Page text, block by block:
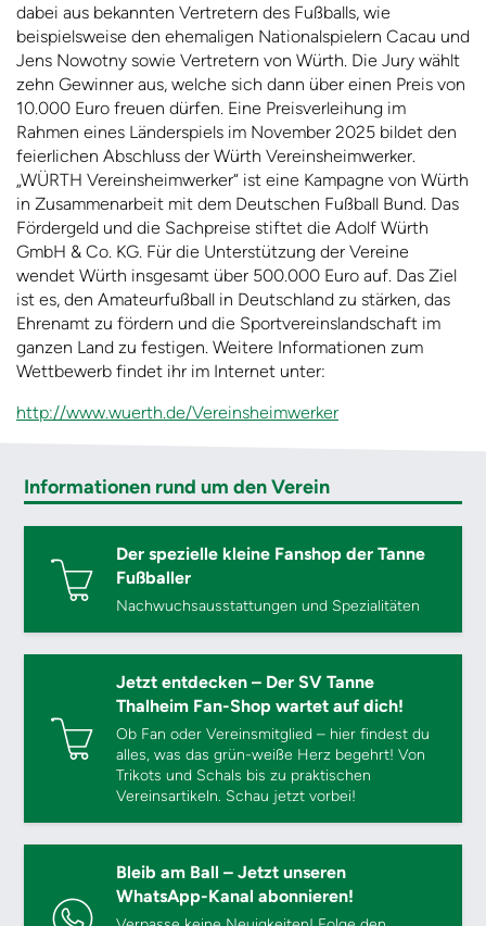
dabei aus bekannten Vertretern des Fußballs, wie
beispielsweise den ehemaligen Nationalspielern Cacau und
Jens Nowotny sowie Vertretern von Würth. Die Jury wählt
zehn Gewinner aus, welche sich dann über einen Preis von
10.000 Euro freuen dürfen. Eine Preisverleihung im
Rahmen eines Länderspiels im November 2025 bildet den
feierlichen Abschluss der Würth Vereinsheimwerker.
„WÜRTH Vereinsheimwerker“ ist eine Kampagne von Würth
in Zusammenarbeit mit dem Deutschen Fußball Bund. Das
Fördergeld und die Sachpreise stiftet die Adolf Würth
GmbH & Co. KG. Für die Unterstützung der Vereine
wendet Würth insgesamt über 500.000 Euro auf. Das Ziel
ist es, den Amateurfußball in Deutschland zu stärken, das
Ehrenamt zu fördern und die Sportvereinslandschaft im
ganzen Land zu festigen. Weitere Informationen zum
Wettbewerb findet ihr im Internet unter:
http://www.wuerth.de/Vereinsheimwerker
Informationen rund um den Verein
Der spezielle kleine Fanshop der Tanne
Fußballer
Nachwuchsausstattungen und Spezialitäten
Jetzt entdecken – Der SV Tanne
Thalheim Fan-Shop wartet auf dich!
Ob Fan oder Vereinsmitglied – hier findest du
alles, was das grün-weiße Herz begehrt! Von
Trikots und Schals bis zu praktischen
Vereinsartikeln. Schau jetzt vorbei!
Bleib am Ball – Jetzt unseren
WhatsApp-Kanal abonnieren!